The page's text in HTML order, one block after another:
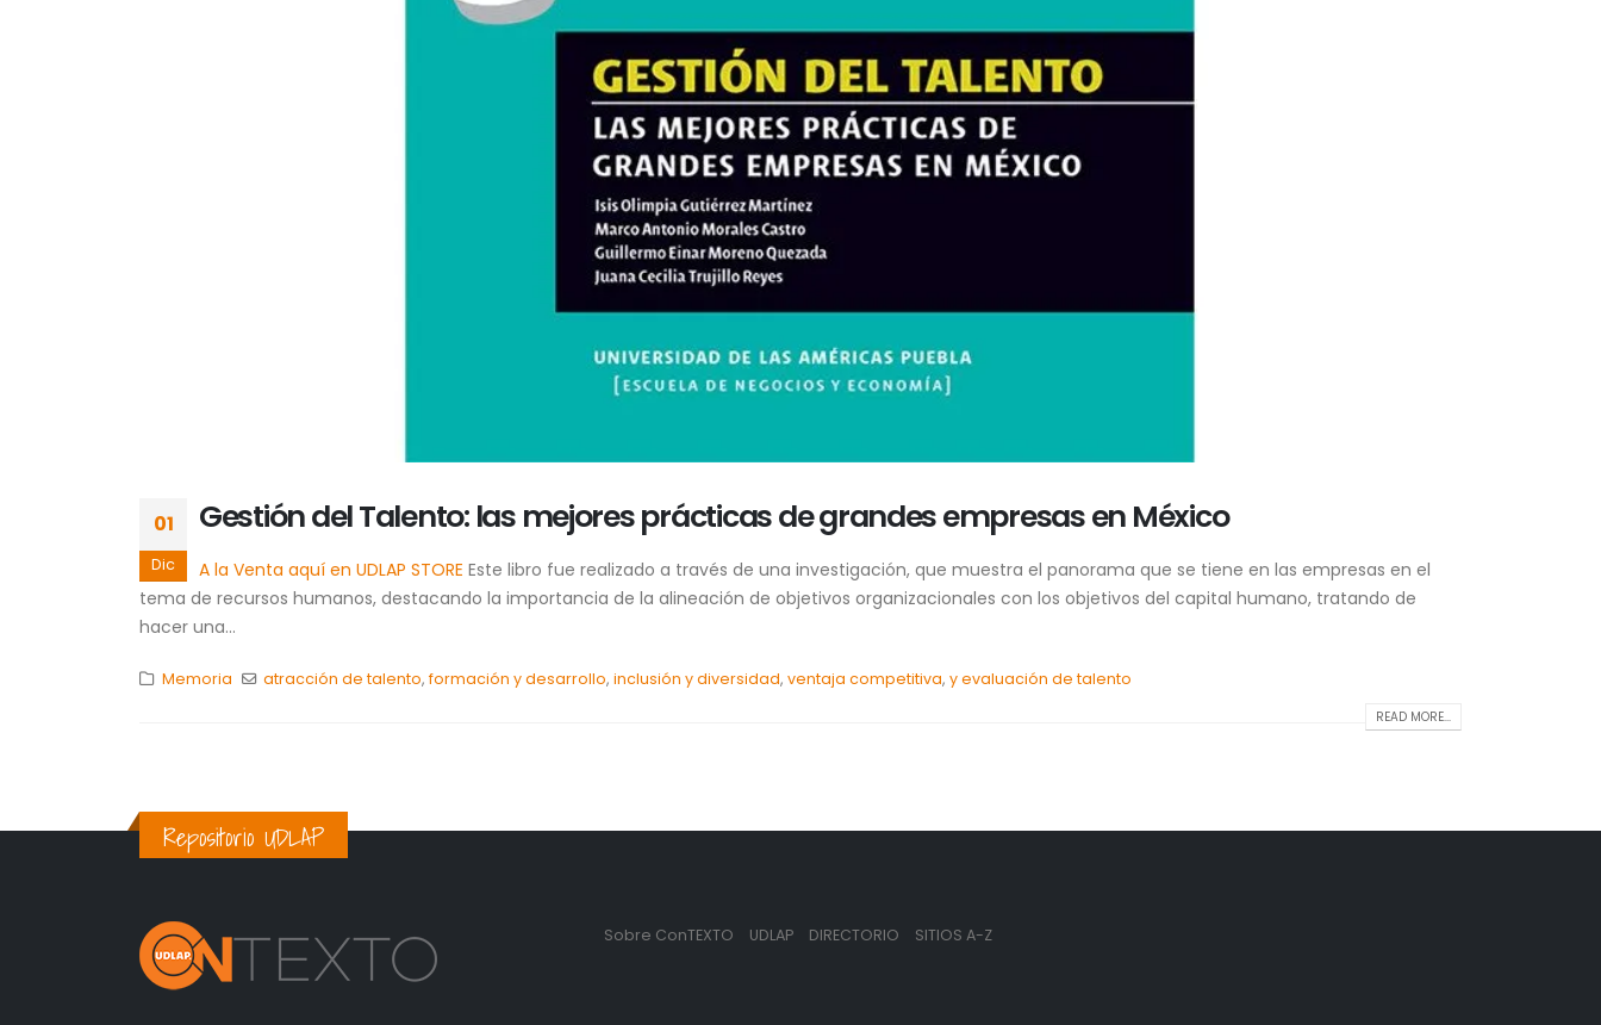
01
Dic
Gestión del Talento: las mejores prácticas de grandes empresas en México
A la Venta aquí en UDLAP STORE Este libro fue realizado a través de una investigación, que muestra el panorama que se tiene en las empresas en el
tema de recursos humanos, destacando la importancia de la alineación de objetivos organizacionales con los objetivos del capital humano, tratando de
hacer una...
Memoria atracción de talento,formación y desarrollo,inclusión y diversidad,ventaja competitiva,y evaluación de talento
READ MORE...
Repositorio UDLAP
Sobre ConTEXTO UDLAP DIRECTORIO SITIOS A-Z